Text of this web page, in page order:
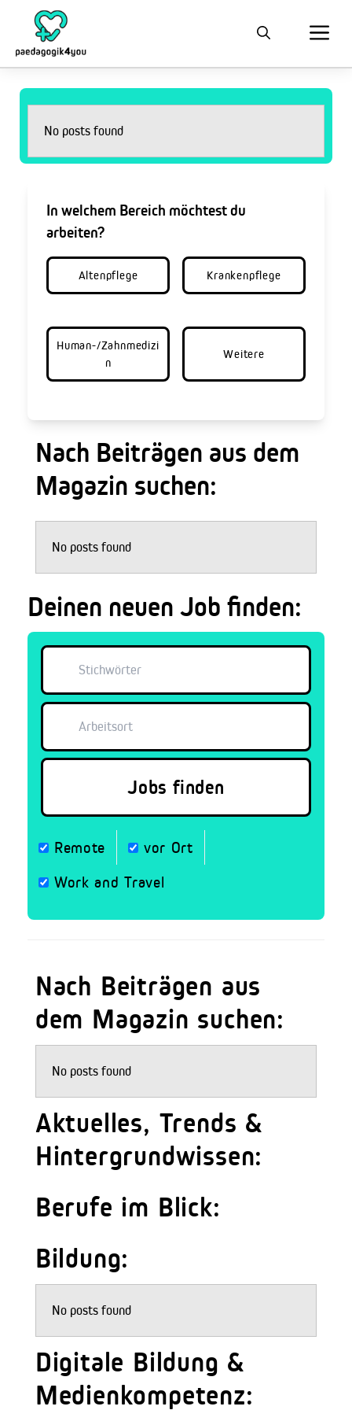
No posts found
In welchem Bereich möchtest du
arbeiten?
Altenpflege Krankenpflege
Human-/Zahnmedizi
n
Weitere
Nach Beiträgen aus dem
Magazin suchen:
No posts found
Deinen neuen Job finden:
Remote vor Ort
Work and Travel
Nach Beiträgen aus
dem Magazin suchen:
No posts found
Aktuelles, Trends &
Hintergrundwissen:
Berufe im Blick:
Bildung:
No posts found
Digitale Bildung &
Medienkompetenz: